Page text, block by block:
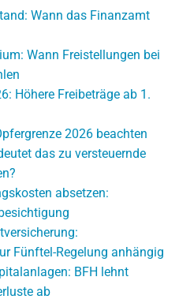
Wann das Finanzamt
Wann Freistellungen bei
Höhere Freibeträge ab 1.
2026 beachten
das zu versteuernde
absetzen:
Fünftel-Regelung anhängig
BFH lehnt
ab